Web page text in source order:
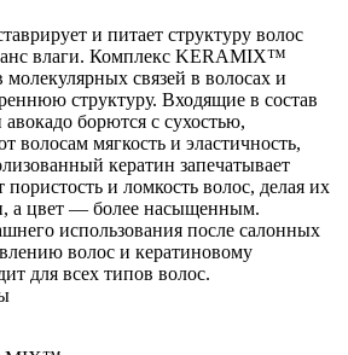
и питает структуру волос
влаги. Комплекс KERAMIX™
молекулярных связей в волосах и
структуру. Входящие в состав
авокадо борются с сухостью,
волосам мягкость и эластичность,
кератин запечатывает
и ломкость волос, делая их
а цвет — более насыщенным.
использования после салонных
волос и кератиновому
для всех типов волос.